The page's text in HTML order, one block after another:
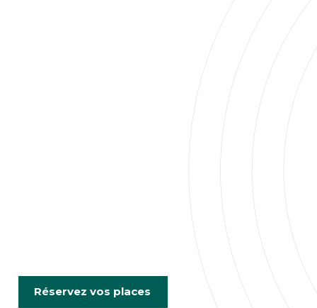
Réservez vos places